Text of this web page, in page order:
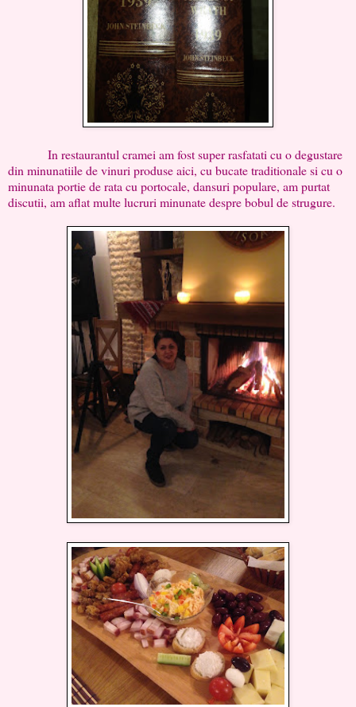
In restaurantul cramei am fost super rasfatati cu o degustare
din minunatiile de vinuri produse aici, cu bucate traditionale si cu o
minunata portie de rata cu portocale, dansuri populare, am purtat
discutii, am aflat multe lucruri minunate despre bobul de strugure.